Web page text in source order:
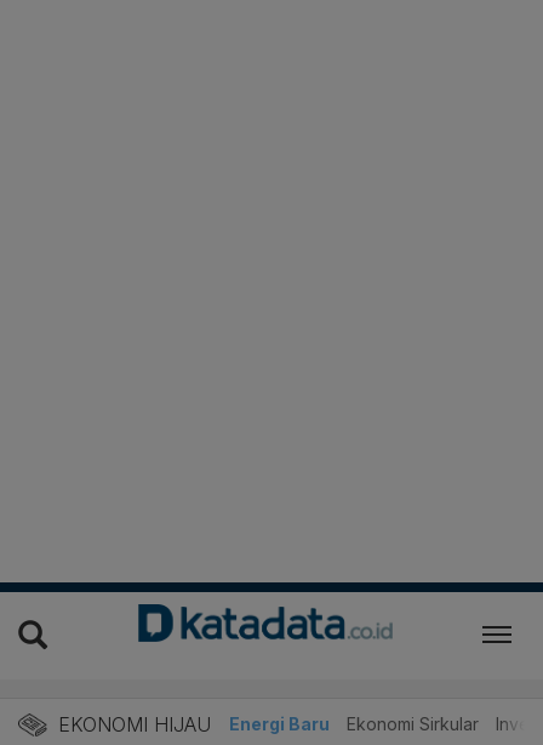
EKONOMI HIJAU Energi Baru Ekonomi Sirkular